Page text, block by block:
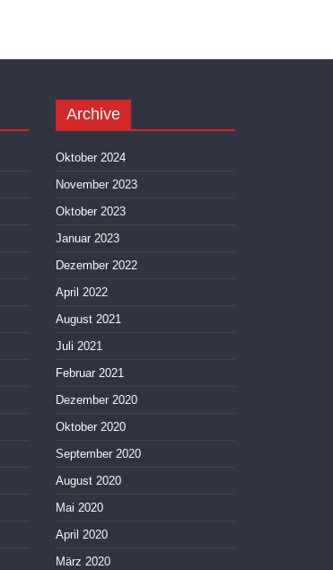
Archive
Oktober 2024
November 2023
Oktober 2023
Januar 2023
Dezember 2022
April 2022
August 2021
Juli 2021
Februar 2021
Dezember 2020
Oktober 2020
September 2020
August 2020
Mai 2020
April 2020
März 2020